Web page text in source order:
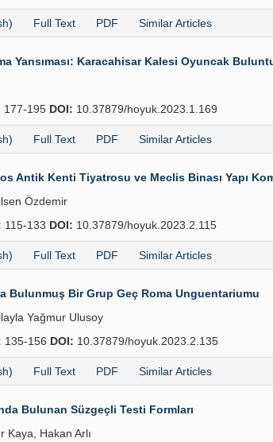
Full Text PDF Similar Articles
Yansıması: Karacahisar Kalesi Oyuncak
177-195 DOI: 10.37879/hoyuk.2023.1.169
Full Text PDF Similar Articles
Antik Kenti Tiyatrosu ve Meclis Binası Yapı
Özdemir
115-133 DOI: 10.37879/hoyuk.2023.2.115
Full Text PDF Similar Articles
Bulunmuş Bir Grup Geç Roma Unguentariumu
Yağmur Ulusoy
135-156 DOI: 10.37879/hoyuk.2023.2.135
Full Text PDF Similar Articles
Bulunan Süzgeçli Testi Formları
Kaya, Hakan Arlı